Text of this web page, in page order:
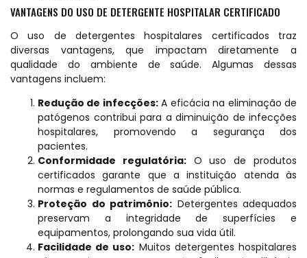
VANTAGENS DO USO DE DETERGENTE HOSPITALAR CERTIFICADO
O uso de detergentes hospitalares certificados traz
diversas vantagens, que impactam diretamente a
qualidade do ambiente de saúde. Algumas dessas
vantagens incluem:
Redução de infecções:A eficácia na eliminação de
patógenos contribui para a diminuição de infecções
hospitalares, promovendo a segurança dos
pacientes.
Conformidade regulatória:O uso de produtos
certificados garante que a instituição atenda às
normas e regulamentos de saúde pública.
Proteção do patrimônio: Detergentes adequados
preservam a integridade de superfícies e
equipamentos, prolongando sua vida útil.
Facilidade de uso: Muitos detergentes hospitalares